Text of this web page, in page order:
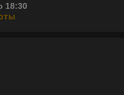
18:30